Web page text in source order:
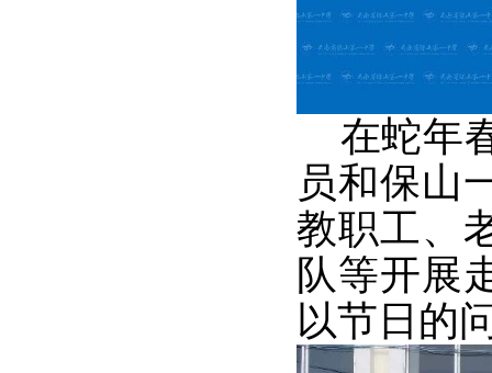
在蛇年
员和保山
教职工、
队等开展
以节日的